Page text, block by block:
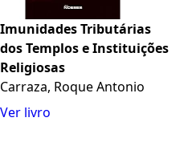
Imunidades Tributárias
dos Templos e Instituições
Religiosas
Carraza, Roque Antonio
Ver livro